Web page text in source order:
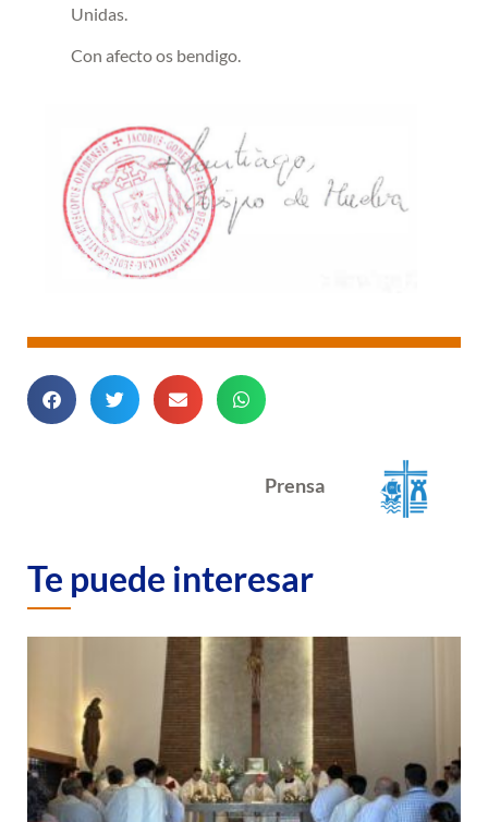
Unidas.
Con afecto os bendigo.
Prensa
Te puede interesar